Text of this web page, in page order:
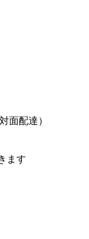
面配達）
ます